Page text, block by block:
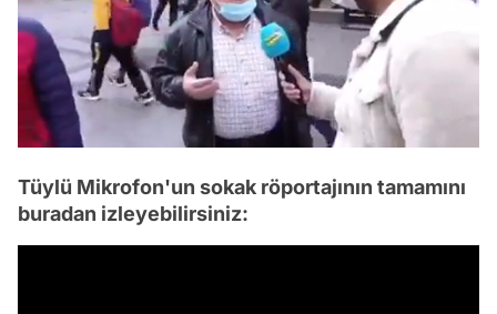
Tüylü Mikrofon'un sokak röportajının tamamını
buradan izleyebilirsiniz: